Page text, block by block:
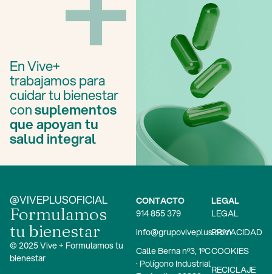
En Vive+
trabajamos para
cuidar tu bienestar
consuplementos
que apoyan tu
salud integral
@VIVEPLUSOFICIAL
Formulamos
tu bienestar
© 2025 Vive + Formulamos tu
bienestar
CONTACTO
914 855 379
info@grupoviveplus.com
Calle Berna nº3, 1ºC
· Polígono Industrial
LEGAL
LEGAL
PRIVACIDAD
COOKIES
RECICLAJE